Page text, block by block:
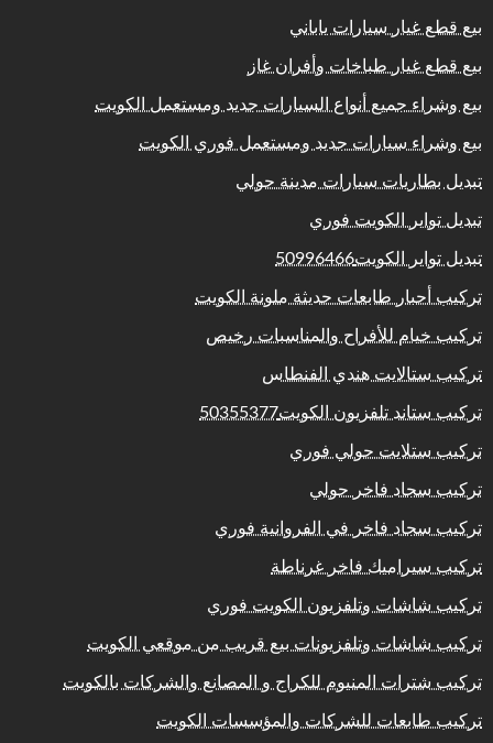
بيع قطع غيار سيارات ياباني
بيع قطع غيار طباخات وأفران غاز
بيع وشراء جميع أنواع السيارات جديد ومستعمل الكويت
بيع وشراء سيارات جديد ومستعمل فوري الكويت
تبديل بطاريات سيارات مدينة حولي
تبديل تواير الكويت فوري
تبديل تواير الكويت50996466
تركيب أحبار طابعات حديثة ملونة الكويت
تركيب خيام للأفراح والمناسبات رخيص
تركيب ستالايت هندي الفنطاس
تركيب ستاند تلفزيون الكويت50355377
تركيب ستلايت حولي فوري
تركيب سجاد فاخر حولي
تركيب سجاد فاخر في الفروانية فوري
تركيب سيراميك فاخر غرناطة
تركيب شاشات وتلفزيون الكويت فوري
تركيب شاشات وتلفزيونات بيع قريب من موقعي الكويت
تركيب شترات المنيوم للكراج و المصانع والشركات بالكويت
تركيب طابعات للشركات والمؤسسات الكويت